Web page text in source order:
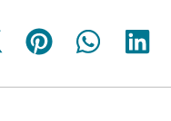
Share
Share
Share